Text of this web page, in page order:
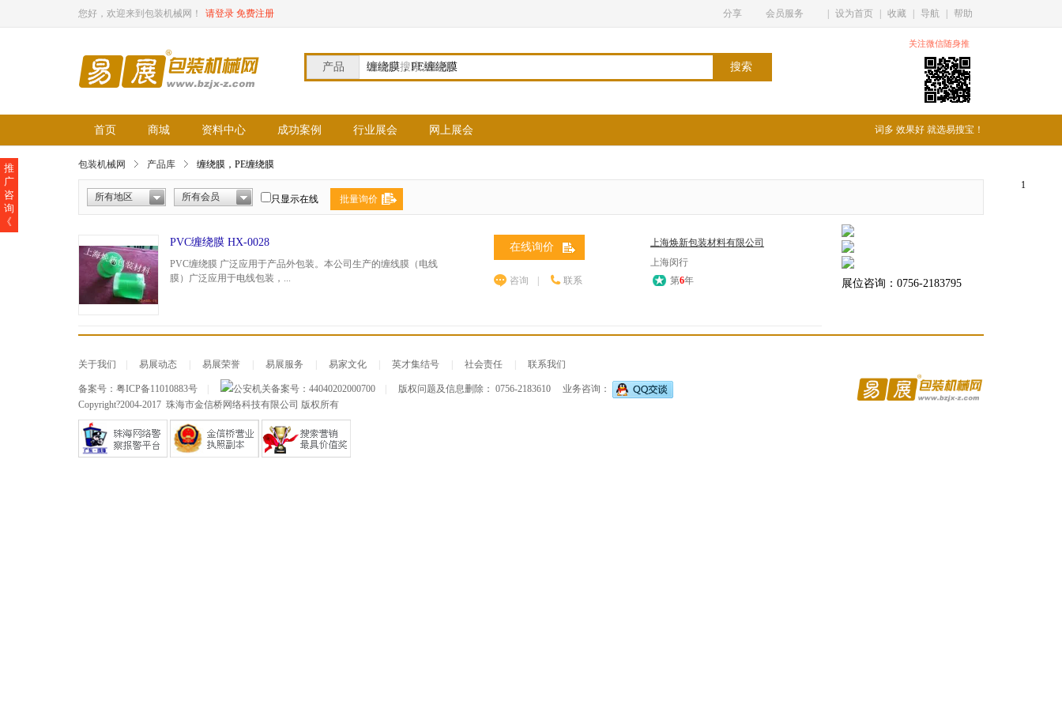
您好，欢迎来到包装机械网！ 请登录 免费注册 分享 会员服务 设为首页 收藏 导航 帮助
产品 请输入搜索关键词
关注微信随身推
首页 商城 资料中心 成功案例 行业展会 网上展会 词多 效果好 就选易搜宝！
包装机械网 产品库 缠绕膜，PE缠绕膜
所有地区 所有会员 只显示在线 批量询价
PVC缠绕膜 HX-0028
PVC缠绕膜 广泛应用于产品外包装。本公司生产的缠线膜（电线
膜）广泛应用于电线包装，...
在线询价
咨询 联系
上海焕新包装材料有限公司
上海闵行
第6年 展位咨询：0756-2183795
关于我们 易展动态 易展荣誉 易展服务 易家文化 英才集结号 社会责任 联系我们
备案号： 粤ICP备11010883号 公安机关备案号： 44040202000700 版权问题及信息删除： 0756-2183610
业务咨询：
Copyright?2004-2017 珠海市金信桥网络科技有限公司 版权所有
推
广
咨
询
《
1